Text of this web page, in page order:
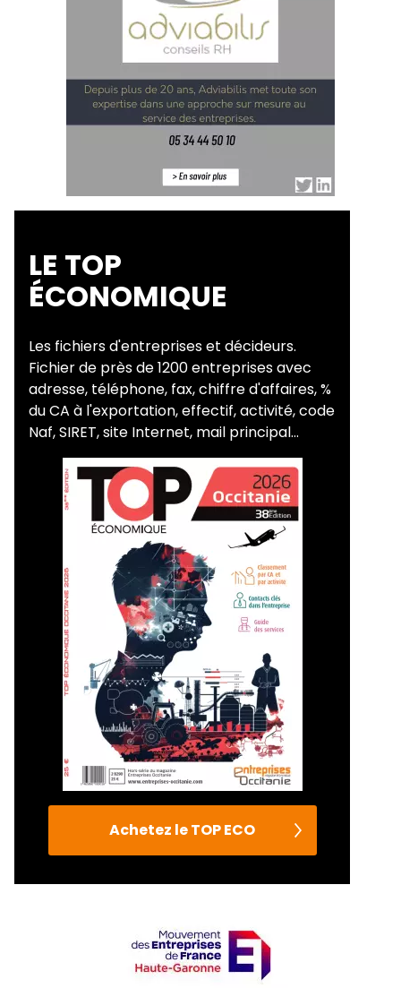
LE TOP
ÉCONOMIQUE
Les fichiers d'entreprises et décideurs.
Fichier de près de 1200 entreprises avec
adresse, téléphone, fax, chiffre d'affaires, %
du CA à l'exportation, effectif, activité, code
Naf, SIRET, site Internet, mail principal...
Achetez le TOP ECO